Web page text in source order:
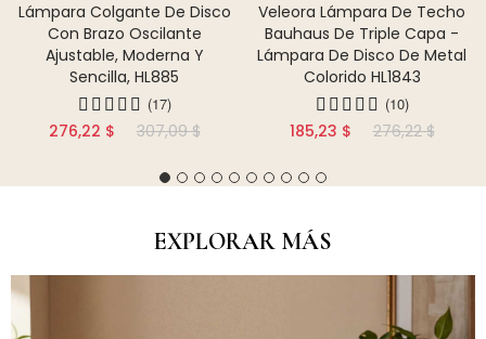
Lámpara Colgante De Disco
Con Brazo Oscilante
Ajustable, Moderna Y
Sencilla, HL885
(17)
276,22 $ 307,09 $
Veleora Lámpara De Techo
Bauhaus De Triple Capa -
Lámpara De Disco De Metal
Colorido HL1843
(10)
185,23 $ 276,22 $
EXPLORAR MÁS